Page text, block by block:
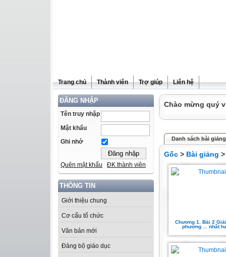
Trang chủ Thành viên Trợ giúp Liên hệ
ĐĂNG NHẬP
Tên truy nhập
Mật khẩu
Ghi nhớ
Quên mật khẩu ĐK thành viên
THÔNG TIN
Giới thiệu chung
Cơ cấu tổ chức
Văn bản mới
Đảng bộ giáo dục
Chào mừng quý
Danh sách bài
Gốc > Bài giảng
Chương 1. Bài 2
phương ... nhất